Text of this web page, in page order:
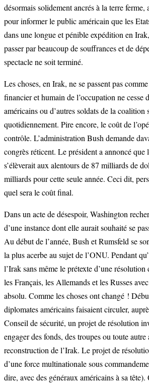
désormais solidement ancrés à la terre ferme,
pour informer le public américain que les
dans une longue et pénible expédition en
passer par beaucoup de souffrances et de
spectacle ne soit terminé.
Les choses, en Irak, ne se passent pas
financier et humain de l’occupation ne cesse
américains ou d’autres soldats de la coalition
quotidiennement. Pire encore, le coût de
contrôle. L’administration Bush demande
congrès réticent. Le président a annoncé que
s’élèverait aux alentours de 87 milliards de
milliards pour cette seule année. Ceci dit,
quel sera le coût final.
Dans un acte de désespoir, Washington
d’une instance dont elle aurait souhaité se
Au début de l’année, Bush et Rumsfeld se
la plus acerbe au sujet de l’ONU. Pendant
l’Irak sans même le prétexte d’une
les Français, les Allemands et les Russes
absolu. Comme les choses ont changé !
diplomates américains faisaient circuler,
Conseil de sécurité, un projet de résolution
engager des fonds, des troupes ou toute
reconstruction de l’Irak. Le projet de
d’une force multinationale sous
dire, avec des généraux américains à sa